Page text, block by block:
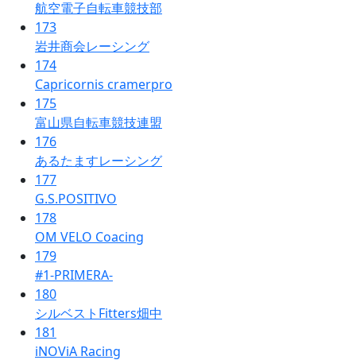
航空電子自転車競技部
173
岩井商会レーシング
174
Capricornis cramerpro
175
富山県自転車競技連盟
176
あるたますレーシング
177
G.S.POSITIVO
178
OM VELO Coacing
179
#1-PRIMERA-
180
シルベストFitters畑中
181
iNOViA Racing